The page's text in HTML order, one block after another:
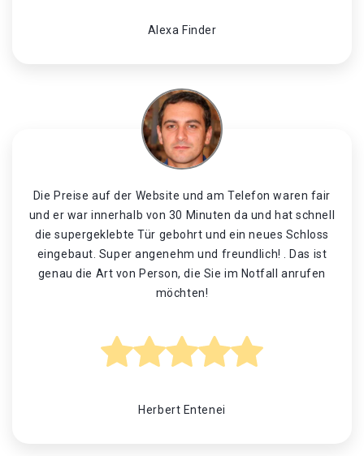
Alexa Finder
Die Preise auf der Website und am Telefon waren fair
und er war innerhalb von 30 Minuten da und hat schnell
die supergeklebte Tür gebohrt und ein neues Schloss
eingebaut. Super angenehm und freundlich! . Das ist
genau die Art von Person, die Sie im Notfall anrufen
möchten!
Herbert Entenei